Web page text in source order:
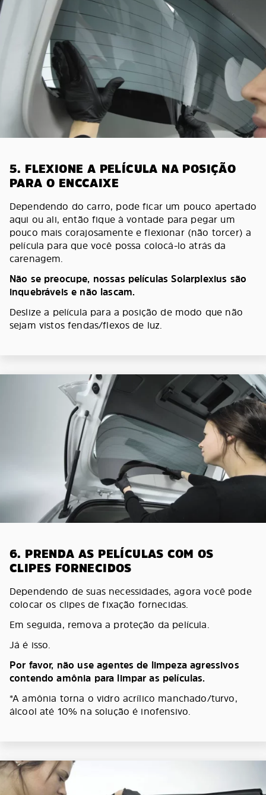
5. FLEXIONE A PELÍCULA NA POSIÇÃO
PARA O ENCCAIXE
Dependendo do carro, pode ficar um pouco apertado
aqui ou ali, então fique à vontade para pegar um
pouco mais corajosamente e flexionar (não torcer) a
película para que você possa colocá-lo atrás da
carenagem.
Não se preocupe, nossas películas Solarplexius são
inquebráveis e não lascam.
Deslize a película para a posição de modo que não
sejam vistos fendas/flexos de luz.
6. PRENDA AS PELÍCULAS COM OS
CLIPES FORNECIDOS
Dependendo de suas necessidades, agora você pode
colocar os clipes de fixação fornecidas.
Em seguida, remova a proteção da película.
Já é isso.
Por favor, não use agentes de limpeza agressivos
contendo amônia para limpar as películas.
*A amônia torna o vidro acrílico manchado/turvo,
álcool até 10% na solução é inofensivo.